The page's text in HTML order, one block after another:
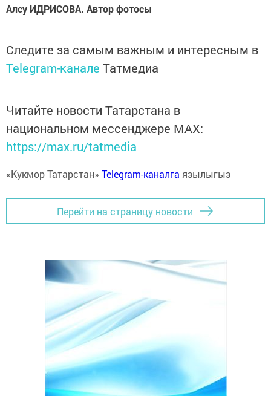
Алсу ИДРИСОВА. Автор фотосы
Следите за самым важным и интересным в
Telegram-канале Татмедиа
Читайте новости Татарстана в
национальном мессенджере MАХ:
https://max.ru/tatmedia
«Кукмор Татарстан» Telegram-каналга язылыгыз
Перейти на страницу новости